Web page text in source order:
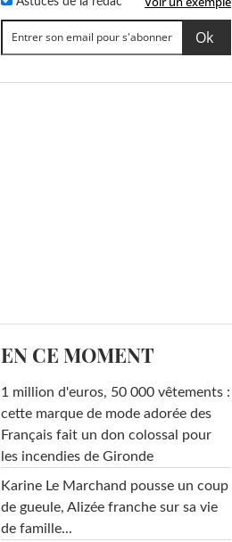
EN CE MOMENT
1 million d'euros, 50 000 vêtements :
cette marque de mode adorée des
Français fait un don colossal pour
les incendies de Gironde
Karine Le Marchand pousse un coup
de gueule, Alizée franche sur sa vie
de famille...